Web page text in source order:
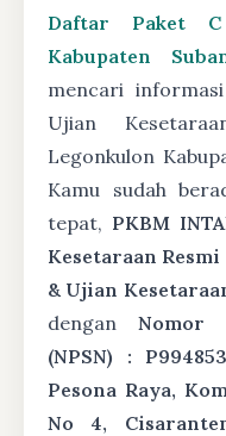
Daftar Paket C
Kabupaten
mencari
Ujian
Legonkulon
Kamu sudah
tepat, PKBM
Kesetaraan
& Ujian
denganNomor
(NPSN) :
Pesona Raya,
No 4,